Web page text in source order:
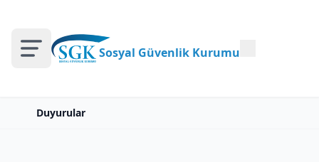
Sosyal Güvenlik Kurumu
Duyurular